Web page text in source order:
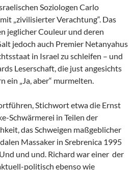
Soziologen Carlo
„zivilisierter Verachtung“. Das
jeglicher Couleur und deren
jedoch auch Premier Netanyahus
in Israel zu schleifen – und
Leserschaft, die just angesichts
ein „Ja, aber“ murmelten.
Stichwort etwa die Ernst
Schwärmerei in Teilen der
das Schweigen maßgeblicher
Massaker in Srebrenica 1995
und und. Richard war einer der
politisch ebenso wie